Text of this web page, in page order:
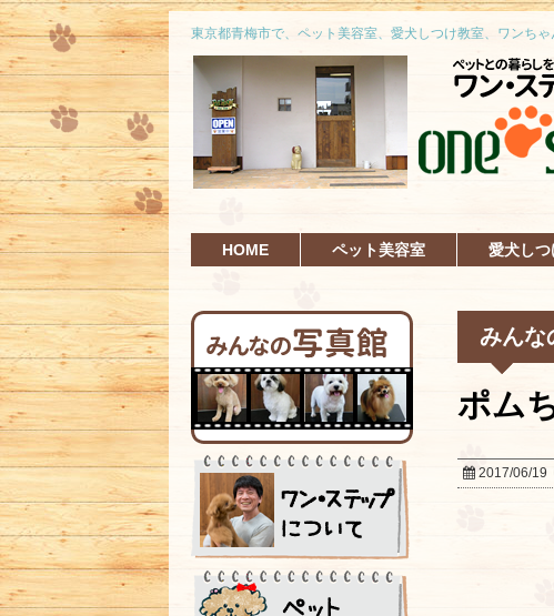
東京都青梅市で、ペット美容室、愛犬しつけ教室、ワンち
HOME ペット美容室 愛犬し
みんな
ポム
2017/06/19